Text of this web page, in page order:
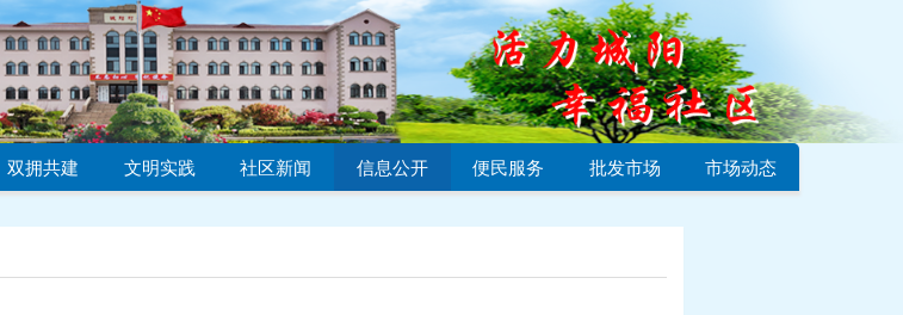
双拥共建 文明实践 社区新闻 信息公开 便民服务 批发市场 市场动态